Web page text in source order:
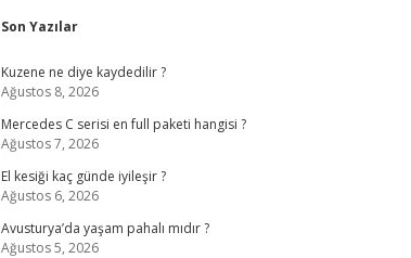
Sidebar
Son Yazılar
Kuzene ne diye kaydedilir ?
Ağustos 8, 2026
Mercedes C serisi en full paketi hangisi ?
Ağustos 7, 2026
El kesiği kaç günde iyileşir ?
Ağustos 6, 2026
Avusturya’da yaşam pahalı mıdır ?
Ağustos 5, 2026
ilbet giriş